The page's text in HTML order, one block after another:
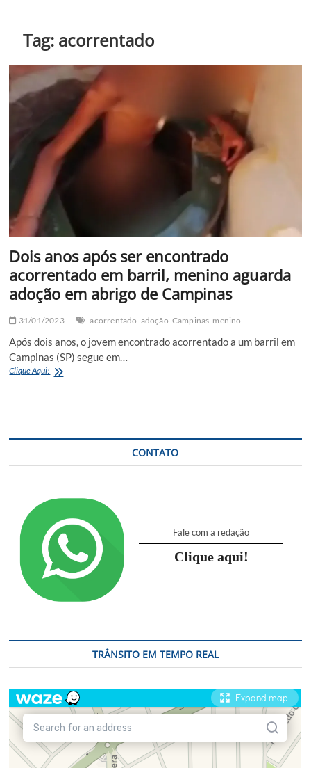
Tag: acorrentado
Dois anos após ser encontrado
acorrentado em barril, menino aguarda
adoção em abrigo de Campinas
31/01/2023 acorrentado adoção Campinas menino
Após dois anos, o jovem encontrado acorrentado a um barril em
Campinas (SP) segue em…
Clique Aqui! Dois
menino
abrigo
de
Campinas
CONTATO
Fale com a redação
Clique aqui!
TRÂNSITO EM TEMPO REAL